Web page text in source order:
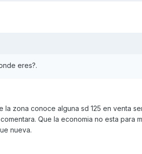
eres?.
zona conoce alguna sd 125 en venta
Que la economia no esta para
nueva.